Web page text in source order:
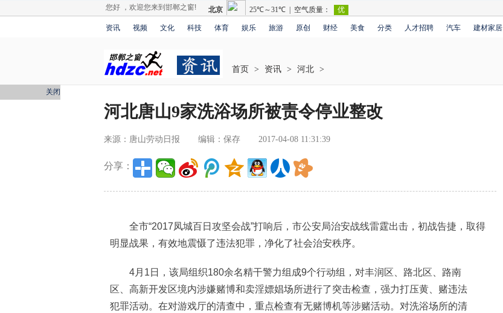
您好 ，欢迎您来到邯郸之窗!
资讯 视频 文化 科技 体育 娱乐 旅游 原创 财经 美食 分类 人才招聘 汽车 建材家居
首页 > 资讯 > 河北 >
河北唐山9家洗浴场所被责令停业整改
来源：唐山劳动日报 编辑：保存 2017-04-08 11:31:39
分享：
全市“2017凤城百日攻坚会战”打响后，市公安局治安战线雷霆出击，初战告捷，取得
明显战果，有效地震慑了违法犯罪，净化了社会治安秩序。
4月1日，该局组织180余名精干警力组成9个行动组，对丰润区、路北区、路南
区、高新开发区境内涉嫌赌博和卖淫嫖娼场所进行了突击检查，强力打压黄、赌违法
犯罪活动。在对游戏厅的清查中，重点检查有无赌博机等涉赌活动。对洗浴场所的清
关闭